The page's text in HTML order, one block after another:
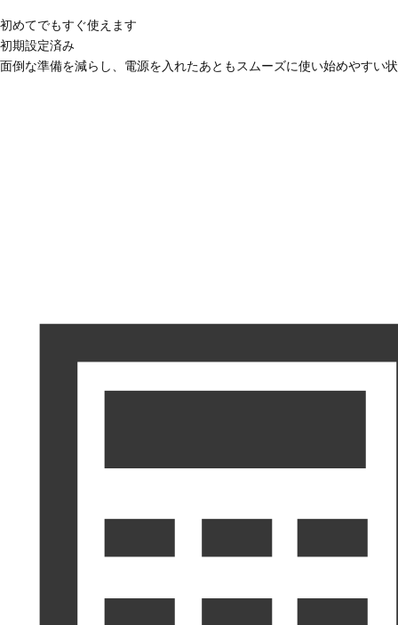
初めてでもすぐ使えます
初期設定済み
面倒な準備を減らし、電源を入れたあともスムーズに使い始めやすい